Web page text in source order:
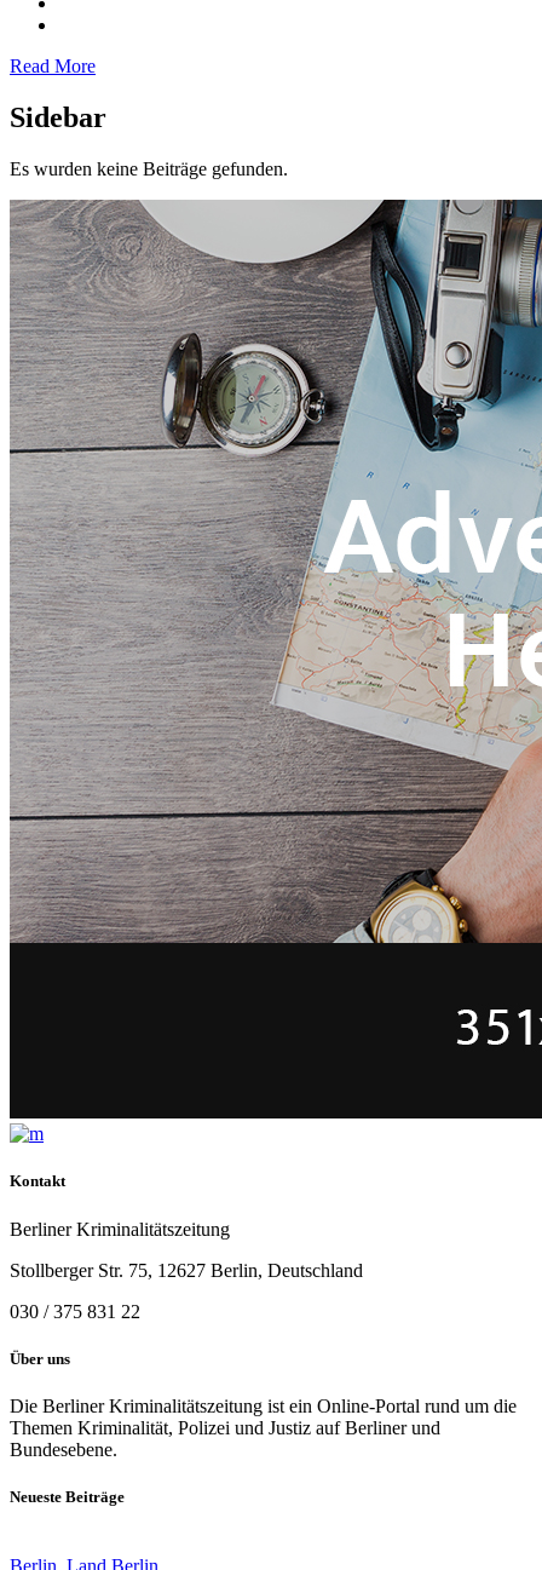
Read More
Sidebar
Es wurden keine Beiträge gefunden.
Kontakt
Berliner Kriminalitätszeitung
Stollberger Str. 75, 12627 Berlin, Deutschland
030 / 375 831 22
Über uns
Die Berliner Kriminalitätszeitung ist ein Online-Portal rund um die
Themen Kriminalität, Polizei und Justiz auf Berliner und
Bundesebene.
Neueste Beiträge